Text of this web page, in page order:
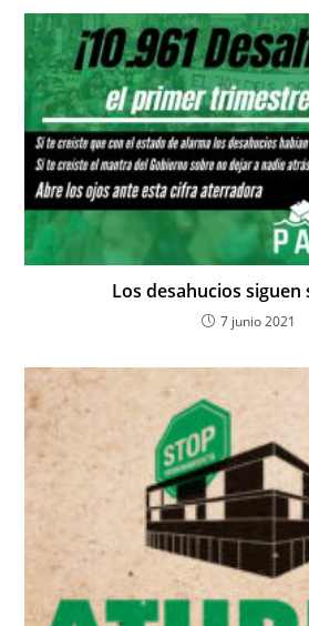
Los desahucios siguen
7 junio 2021